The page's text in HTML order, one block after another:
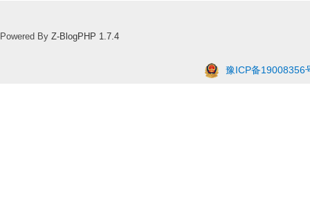
Powered By Z-BlogPHP 1.7.4
豫ICP备19008356